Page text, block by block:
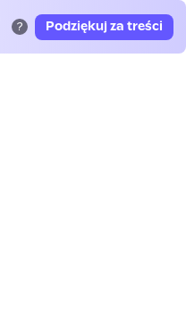
? Podziękuj za treści